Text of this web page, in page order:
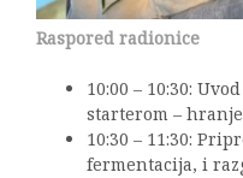
Raspored radionice
10:00 – 10:30:
starterom –
10:30 – 11:30:
fermentacija, i